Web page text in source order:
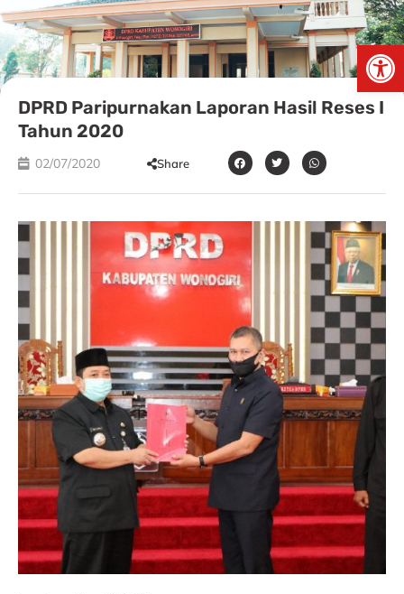
Skip
content
DPRD Paripurnakan Laporan Hasil Reses I
Tahun 2020
02/07/2020 Share